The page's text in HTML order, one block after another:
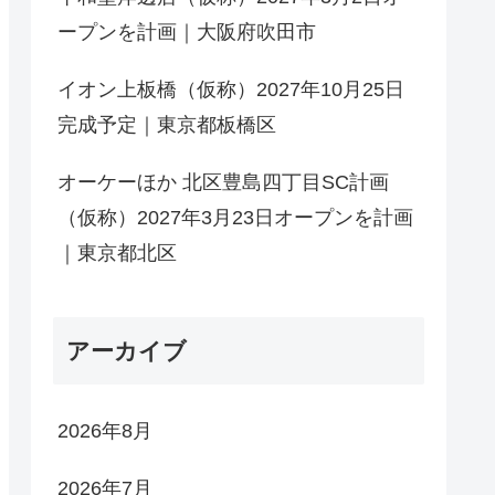
ープンを計画｜大阪府吹田市
イオン上板橋（仮称）2027年10月25日
完成予定｜東京都板橋区
オーケーほか 北区豊島四丁目SC計画
（仮称）2027年3月23日オープンを計画
｜東京都北区
アーカイブ
2026年8月
2026年7月